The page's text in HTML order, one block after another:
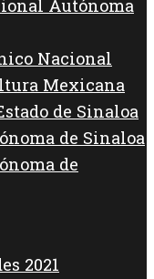
Autónoma
Nacional
Mexicana
de Sinaloa
de Sinaloa
de
2021